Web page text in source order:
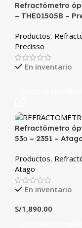
Refractómetro
– THE01505B –
Productos,
Precisso
En inventario
Refractómetro
53α – 2351 –
Productos,
Atago
En inventario
S/